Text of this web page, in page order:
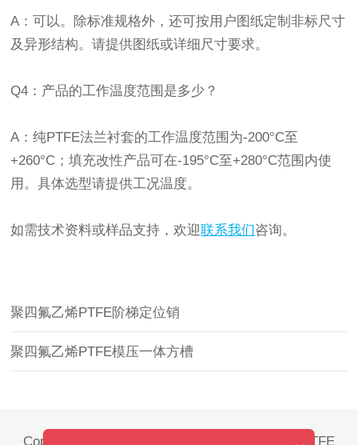
A：可以。除标准规格外，还可按用户图纸定制非标尺寸
及异形结构。请提供图纸或详细尺寸要求。
Q4：产品的工作温度范围是多少？
A：纯PTFE法兰衬套的工作温度范围为-200°C至
+260°C；填充改性产品可在-195°C至+280°C范围内使
用。具体选型请提供工况温度。
如需技术资料或样品支持，欢迎联系我们咨询。
聚四氟乙烯PTFE阶梯定位销
聚四氟乙烯PTFE模压一体方槽
Copyright © 2021-2026 广东金士领聚四氟乙烯PTFE